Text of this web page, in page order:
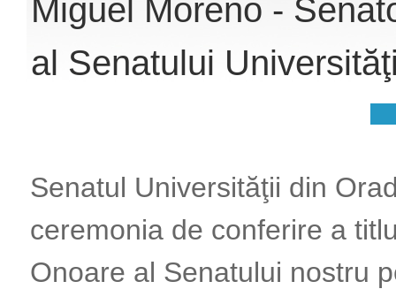
Miguel Moreno -
al Senatului
Senatul Universităţii din
ceremonia de conferire a
Onoare al Senatului nostru